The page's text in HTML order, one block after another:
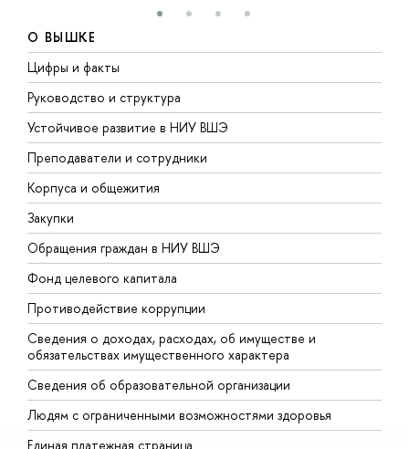
О ВЫШКЕ
Цифры и факты
Руководство и структура
Устойчивое развитие в НИУ ВШЭ
Преподаватели и сотрудники
Корпуса и общежития
Закупки
Обращения граждан в НИУ ВШЭ
Фонд целевого капитала
Противодействие коррупции
Сведения о доходах, расходах, об имуществе и
обязательствах имущественного характера
Сведения об образовательной организации
Людям с ограниченными возможностями здоровья
Единая платежная страница